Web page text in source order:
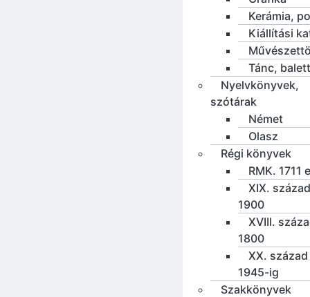
Kerámia,
Kiállítási
Tánc, balett
Nyelvkönyvek,
szótárak
Német
Olasz
Régi könyvek
RMK. 1711
XIX.
1900
XVIII.
1800
XX.
1945-ig
Szakkönyvek